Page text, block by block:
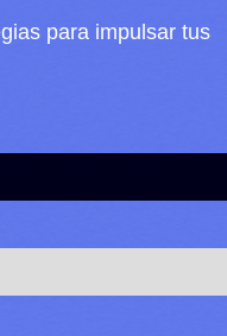
para impulsar tus